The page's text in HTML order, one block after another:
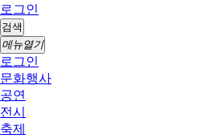
로그인
검색
메뉴열기
로그인
문화행사
공연
전시
축제